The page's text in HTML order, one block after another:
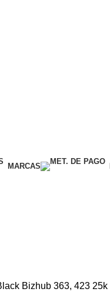
MARCAS
Bizhub 363, 423 25k